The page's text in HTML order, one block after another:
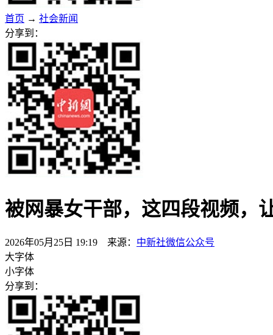
首页 → 社会新闻
分享到：
被网暴女干部，这四段视频，
2026年05月25日 19:19 来源： 中新社微信公众号
大字体
小字体
分享到：